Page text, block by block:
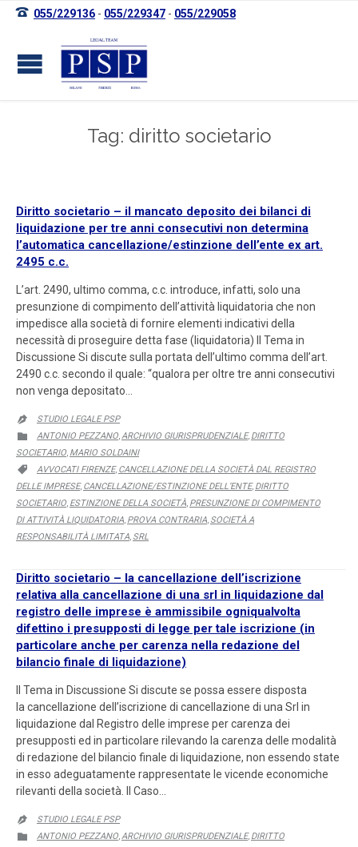
 055/229136 - 055/229347 - 055/229058
Tag: diritto societario
Diritto societario – il mancato deposito dei bilanci di
liquidazione per tre anni consecutivi non determina
l’automatica cancellazione/estinzione dell’ente ex art.
2495 c.c.
L’art. 2490, ultimo comma, c.c. introduce, infatti, solo una
presunzione di compimento dell’attività liquidatoria che non
impedisce alla società di fornire elementi indicativi della
necessità di proseguire detta fase (liquidatoria) Il Tema in
Discussione Si discute sulla portata dell’ultimo comma dell’art.
2490 c.c. secondo il quale: “qualora per oltre tre anni consecutivi
non venga depositato…

STUDIO LEGALE PSP

CATEGORY
ANTONIO PEZZANO ARCHIVIO GIURISPRUDENZIALE, DIRITTO
SOCIETARIO MARIO SOLDAINI

CATEGORY
AVVOCATI FIRENZE, CANCELLAZIONE DELLA SOCIETÀ DAL REGISTRO
DELLE IMPRESE, CANCELLAZIONE/ESTINZIONE DELL’ENTE, DIRITTO
SOCIETARIO ESTINZIONE DELLA SOCIETÀ PRESUNZIONE DI COMPIMENTO
DI ATTIVITÀ LIQUIDATORIA PROVA CONTRARIA SOCIETÀ A
RESPONSABILITÀ LIMITATA SRL
Diritto societario – la cancellazione dell’iscrizione
relativa alla cancellazione di una srl in liquidazione dal
registro delle imprese è ammissibile ogniqualvolta
difettino i presupposti di legge per tale iscrizione (in
particolare anche per carenza nella redazione del
bilancio finale di liquidazione)
Il Tema in Discussione Si discute se possa essere disposta
la cancellazione dell’iscrizione di cancellazione di una Srl in
liquidazione dal Registro delle imprese per carenza dei
presupposti ed in particolare rilevando la carenza delle modalità
di redazione del bilancio finale di liquidazione, non essendo state
in esso adeguatamente rappresentate le vicende economiche
rilevanti della società. Il Caso…

STUDIO LEGALE PSP

CATEGORY
ANTONIO PEZZANO ARCHIVIO GIURISPRUDENZIALE, DIRITTO